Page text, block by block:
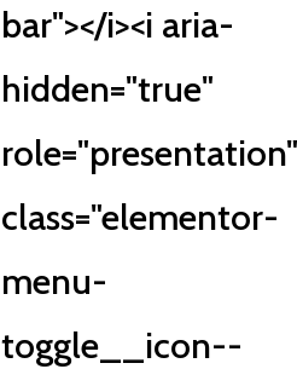
bar"></i><i aria-
hidden="true"
role="presentation"
class="elementor-
menu-
toggle__icon--